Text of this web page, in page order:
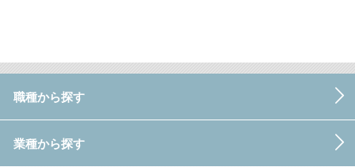
職種から探す
業種から探す